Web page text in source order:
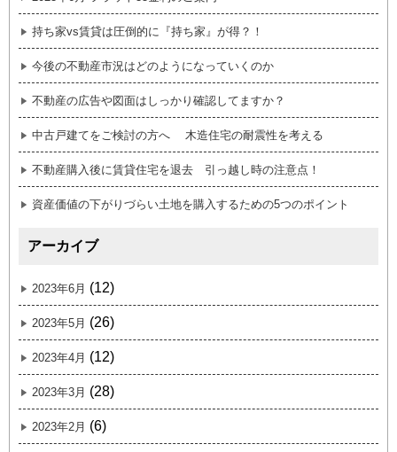
持ち家vs賃貸は圧倒的に『持ち家』が得？！
今後の不動産市況はどのようになっていくのか
不動産の広告や図面はしっかり確認してますか？
中古戸建てをご検討の方へ 木造住宅の耐震性を考える
不動産購入後に賃貸住宅を退去 引っ越し時の注意点！
資産価値の下がりづらい土地を購入するための5つのポイント
アーカイブ
2023年6月 (12)
2023年5月 (26)
2023年4月 (12)
2023年3月 (28)
2023年2月 (6)